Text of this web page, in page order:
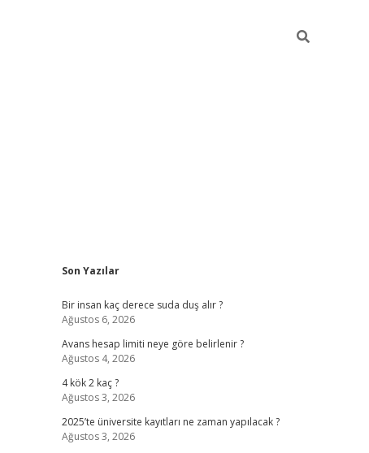
Sidebar
Son Yazılar
Bir insan kaç derece suda duş alır ?
Ağustos 6, 2026
Avans hesap limiti neye göre belirlenir ?
Ağustos 4, 2026
4 kök 2 kaç ?
Ağustos 3, 2026
2025’te üniversite kayıtları ne zaman yapılacak ?
Ağustos 3, 2026